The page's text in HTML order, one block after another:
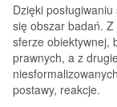
Dzięki
się obszar badań.
sferze obiektywnej,
prawnych, a z
postawy, reakcje.